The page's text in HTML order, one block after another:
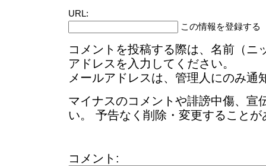
URL:
この情報を登録する
コメントを投稿する際は、名前（ニ
アドレスを入力してください。
メールアドレスは、管理人にのみ通
マイナスのコメントや誹謗中傷、宣
い。 予告なく削除・変更することが
コメント: